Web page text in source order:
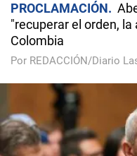
PROCLAMACIÓN
"recuperar el orden,
Colombia
Por REDACCIÓN/Diario